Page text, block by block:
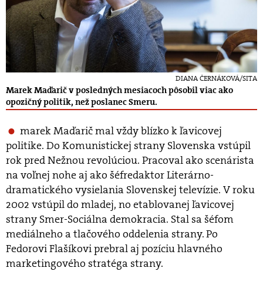
DIANA ČERNÁKOVÁ/SITA
Marek Maďarič v posledných mesiacoch pôsobil viac ako
opozičný politik, než poslanec Smeru.
marek Maďarič mal vždy blízko k ľavicovej
politike. Do Komunistickej strany Slovenska vstúpil
rok pred Nežnou revolúciou. Pracoval ako scenárista
na voľnej nohe aj ako šéfredaktor Literárno-
dramatického vysielania Slovenskej televízie. V roku
2002 vstúpil do mladej, no etablovanej ľavicovej
strany Smer-Sociálna demokracia. Stal sa šéfom
mediálneho a tlačového oddelenia strany. Po
Fedorovi Flašíkovi prebral aj pozíciu hlavného
marketingového stratéga strany.